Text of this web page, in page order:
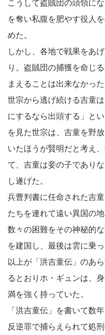
こうして盗賊団の頭領に
を奪い私腹を肥やす役人
めた。
しかし、各地で戦果をあ
り。盗賊団の捕獲を命じ
まえることは出来なかった
世宗から逃げ続ける吉童
にするなら出頭する」と
を見た世宗は、吉童を野
いたほうが賢明だと考え
て、吉童は妾の子であり
し遂げた。
兵曹判書に任命された吉
たちを連れて遠い異国の
数々の困難をその神秘的
を建国し、最後は雲に乗
以上が「洪吉童伝」のあ
るとおりホ・ギュンは、
満を強く持っていた。
「洪吉童伝」を書いて数
反逆罪で捕らえられて処